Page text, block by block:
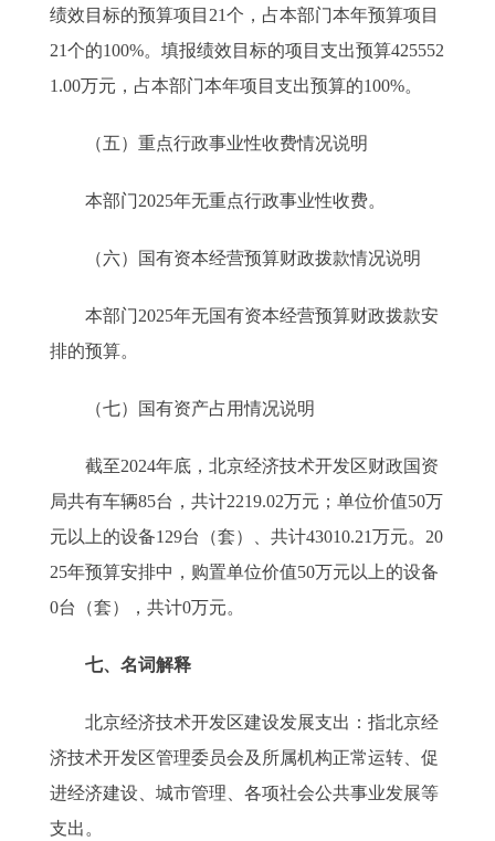
绩效目标的预算项目21个，占本部门本年预算项目
21个的100%。填报绩效目标的项目支出预算425552
1.00万元，占本部门本年项目支出预算的100%。
（五）重点行政事业性收费情况说明
本部门2025年无重点行政事业性收费。
（六）国有资本经营预算财政拨款情况说明
本部门2025年无国有资本经营预算财政拨款安
排的预算。
（七）国有资产占用情况说明
截至2024年底，北京经济技术开发区财政国资
局共有车辆85台，共计2219.02万元；单位价值50万
元以上的设备129台（套）、共计43010.21万元。20
25年预算安排中，购置单位价值50万元以上的设备
0台（套），共计0万元。
七、名词解释
北京经济技术开发区建设发展支出：指北京经
济技术开发区管理委员会及所属机构正常运转、促
进经济建设、城市管理、各项社会公共事业发展等
支出。